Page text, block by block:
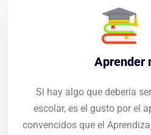
Aprender
Si hay algo que debería
escolar, es el gusto por el
convencidos que el